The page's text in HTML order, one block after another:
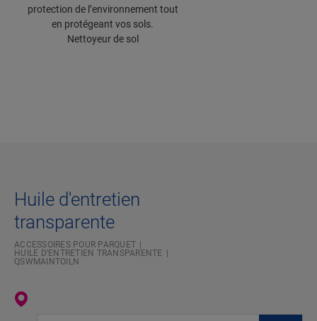
protection de l’environnement tout
en protégeant vos sols.
Nettoyeur de sol
Huile d'entretien
transparente
ACCESSOIRES POUR PARQUET
HUILE D’ENTRETIEN TRANSPARENTE
QSWMAINTOILN